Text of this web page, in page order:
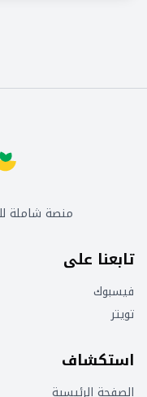
منصة شاملة
تابعنا على
فيسبوك
تويتر
استكشاف
الصفحة الرئيسية